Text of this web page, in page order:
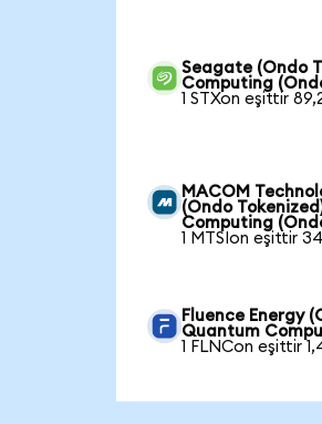
Seagate (Ondo
Computing
1 STXon eşittir
MACOM
(Ondo
Computing
1 MTSIon eşittir
Fluence Energy
Quantum
1 FLNCon eşittir